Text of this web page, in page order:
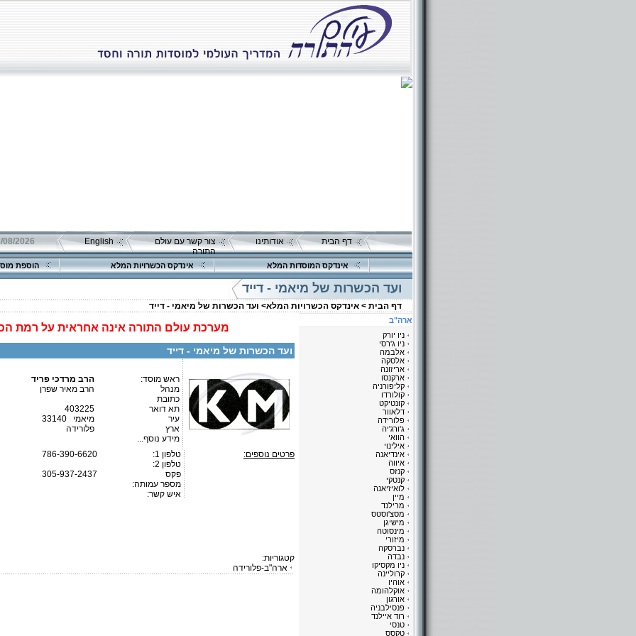
דף הבית אודותינו
צור קשר עם עולם
התורה
English 08/08/2026 שבת כ"ה
אינדקס המוסדות המלא אינדקס הכשרויות המלא הוספת
ועד הכשרות של מיאמי - דייד
דף הבית > אינדקס הכשרויות המלא> ועד הכשרות של מיאמי - דייד
מערכת עולם התורה אינה אחראית על רמת
ועד הכשרות של מיאמי - דייד
ראש מוסד:
הרב מרדכי פריד
מנהל
הרב מאיר שפרן
כתובת
תא דואר
403225
עיר
מיאמי 33140
ארץ
פלורידה
מידע נוסף...
פרטים נוספים:
טלפון 1:
טלפון 2:
פקס
מספר עמותה:
איש קשר:
786-390-6620
305-937-2437
קטגוריות:
ארה"ב-פלורידה
ארה"ב
ניו יורק
ניו ג'רסי
אלבמה
אלסקה
אריזונה
ארקנסו
קליפורניה
קולורדו
קונטיקט
דלאוור
פלורידה
ג'ורג'יה
הוואי
אילינוי
אינדיאנה
איווה
קנזס
קנטקי
לואיזיאנה
מיין
מרילנד
מסצ'וסטס
מישיגן
מינסוטה
מיזורי
נברסקה
נבדה
ניו מקסיקו
קרוליינה
אוהיו
אוקלהומה
אורגון
פנסילבניה
רוד איילנד
טנסי
טקסס